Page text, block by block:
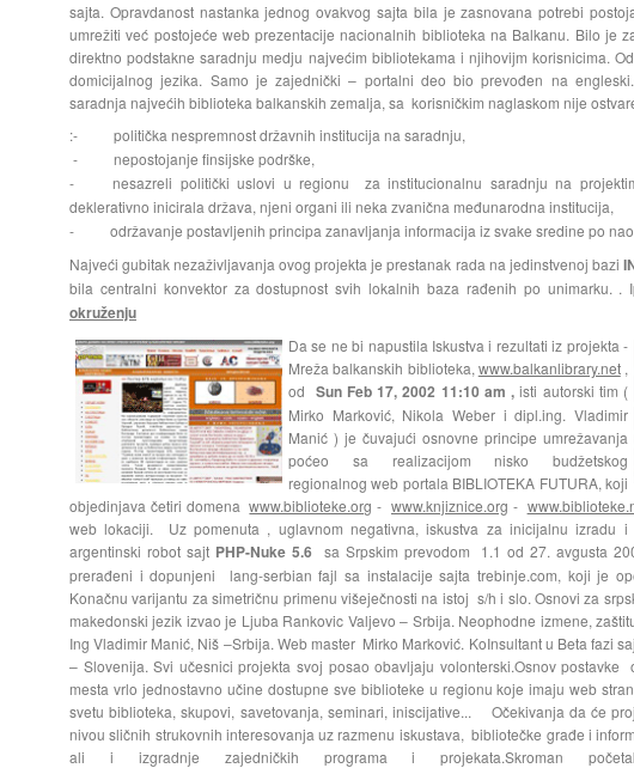
sajta. Opravdanost nastanka jednog ovakvog sajta bila je zasnovana potrebi
umrežiti već postojeće web prezentacije nacionalnih biblioteka na Balkanu. Bilo je
direktno podstakne saradnju medju najvećim bibliotekama i njihovijm korisnicima.
domicijalnog jezika. Samo je zajednički – portalni deo bio prevođen na
saradnja najvećih biblioteka balkanskih zemalja, sa korisničkim naglaskom nije
:- politička nespremnost državnih institucija na saradnju,
- nepostojanje finsijske podrške,
- nesazreli politički uslovi u regionu za institucionalnu saradnju na
deklerativno inicirala država, njeni organi ili neka zvanična međunarodna institucija,
- održavanje postavljenih principa zanavljanja informacija iz svake sredine po
Najveći gubitak nezaživljavanja ovog projekta je prestanak rada na jedinstvenoj bazi
bila centralni konvektor za dostupnost svih lokalnih baza rađenih po unimarku. .
okruženju
Da se ne bi napustila Iskustva i rezultati iz projekta -
Mreža balkanskih biblioteka, www.balkanlibrary.net,
od Sun Feb 17, 2002 11:10 am ,isti autorski tim (
Mirko Marković, Nikola Weber i dipl.ing. Vladimir
Manić ) je čuvajući osnovne principe umrežavanja
poćeo sa realizacijom nisko budžetskog
regionalnog web portala BIBLIOTEKA FUTURA, koji
objedinjava četiri domenawww.biblioteke.org -www.knjiznice.org -
web lokaciji. Uz pomenuta , uglavnom negativna, iskustva za inicijalnu izradu
argentinski robot sajt PHP-Nuke 5.6 sa Srpskim prevodom 1.1 od 27. avgusta
prerađeni i dopunjeni lang-serbian fajl sa instalacije sajta trebinje.com, koji je
Konačnu varijantu za simetričnu primenu višeječnosti na istoj s/h i slo. Osnovi za
makedonski jezik izvao je Ljuba Rankovic Valjevo – Srbija. Neophodne izmene,
Ing Vladimir Manić, Niš –Srbija. Web master Mirko Marković. KoInsultant u Beta fazi
– Slovenija. Svi učesnici projekta svoj posao obavljaju volonterski.Osnov
mesta vrlo jednostavno učine dostupne sve biblioteke u regionu koje imaju web
svetu biblioteka, skupovi, savetovanja, seminari, iniscijative... Očekivanja da će
nivou sličnih strukovnih interesovanja uz razmenu iskustava, bibliotečke građe i
ali i izgradnje zajedničkih programa i projekata.Skroman